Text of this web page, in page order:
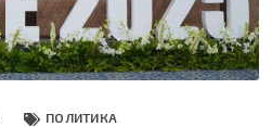
ПОЛИТИКА